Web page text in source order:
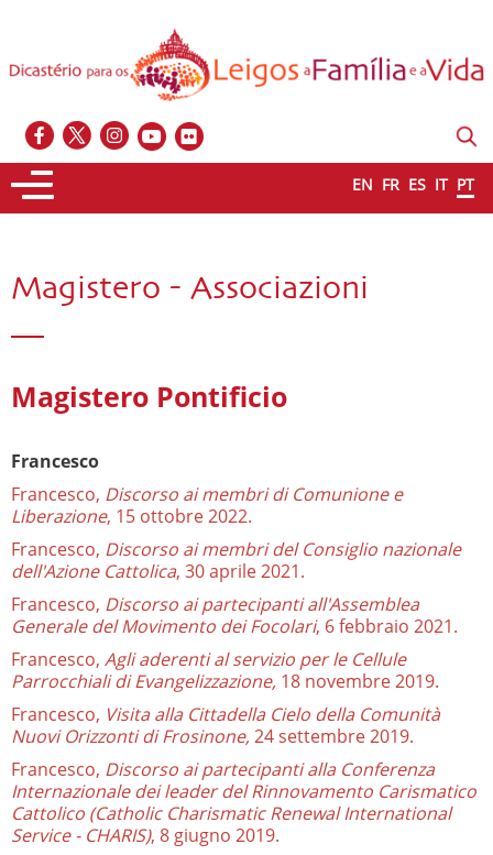
EN FR ES IT PT
Magistero - Associazioni
Magistero Pontificio
Francesco
Francesco, Discorso ai membri di Comunione e
Liberazione, 15 ottobre 2022.
Francesco, Discorso ai membri del Consiglio nazionale
dell'Azione Cattolica, 30 aprile 2021.
Francesco, Discorso ai partecipanti all'Assemblea
Generale del Movimento dei Focolari, 6 febbraio 2021.
Francesco, Agli aderenti al servizio per le Cellule
Parrocchiali di Evangelizzazione, 18 novembre 2019.
Francesco, Visita alla Cittadella Cielo della Comunità
Nuovi Orizzonti di Frosinone, 24 settembre 2019.
Francesco, Discorso ai partecipanti alla Conferenza
Internazionale dei leader del Rinnovamento Carismatico
Cattolico (Catholic Charismatic Renewal International
Service - CHARIS), 8 giugno 2019.